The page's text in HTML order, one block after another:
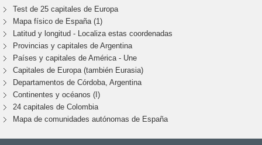
Test de 25 capitales de Europa
Mapa físico de España (1)
Latitud y longitud - Localiza estas coordenadas
Provincias y capitales de Argentina
Países y capitales de América - Une
Capitales de Europa (también Eurasia)
Departamentos de Córdoba, Argentina
Continentes y océanos (I)
24 capitales de Colombia
Mapa de comunidades autónomas de España